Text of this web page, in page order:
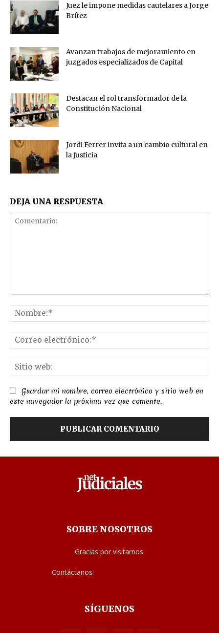
Juez le impone medidas cautelares a Jorge
Brítez
Avanzan trabajos de mejoramiento en
juzgados especializados de Capital
Destacan el rol transformador de la
Constitución Nacional
Jordi Ferrer invita a un cambio cultural en
la Justicia
DEJA UNA RESPUESTA
Guardar mi nombre, correo electrónico y sitio web en
este navegador la próxima vez que comente.
SOBRE NOSOTROS
Gracias por visitarnos.
Contáctanos:
SÍGUENOS